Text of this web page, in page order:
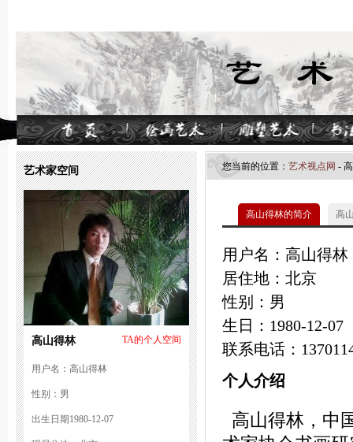
艺术家空间
高山得林 TA的个人空间
用户名：高山得林
性别：男
出生日期1980-12-07
您当前的位置： 艺术视点网 -
高山得林的简介 高
用户名：高山得林
居住地：北京
性别：男
生日：1980-12-07
联系电话：
个人介绍
高山得林，中